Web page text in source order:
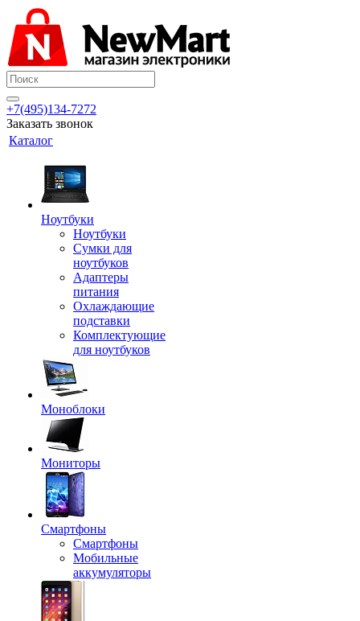
+7(495)134-7272
Заказать звонок
Каталог
Ноутбуки
Ноутбуки
Сумки для
ноутбуков
Адаптеры
питания
Охлаждающие
подставки
Комплектующие
для ноутбуков
Моноблоки
Мониторы
Смартфоны
Смартфоны
Мобильные
аккумуляторы